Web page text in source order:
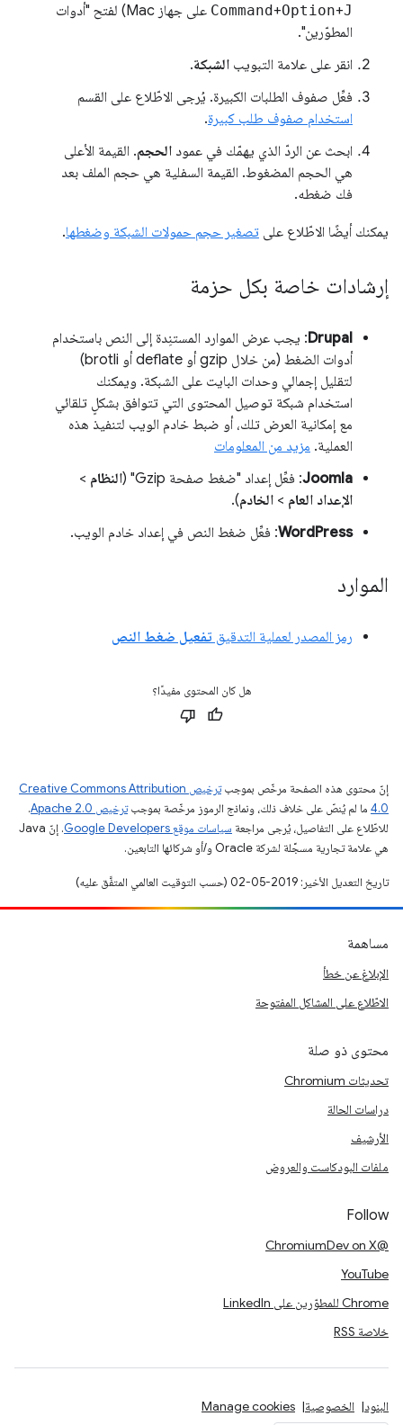
Command+Option+J
على جهاز Mac) لفتح "أدوات
المطوّرين".
انقر على علامة التبويب الشبكة.
فعِّل صفوف الطلبات الكبيرة. يُرجى الاطّلاع على القسم
استخدام صفوف طلب كبيرة.
ابحث عن الردّ الذي يهمّك في عمود الحجم. القيمة الأعلى
هي الحجم المضغوط. القيمة السفلية هي حجم الملف بعد
فك ضغطه.
يمكنك أيضًا الاطّلاع على تصغير حجم حمولات الشبكة وضغطها.
إرشادات خاصة بكل حزمة
Drupal: يجب عرض الموارد المستنِدة إلى النص باستخدام
أدوات الضغط (من خلال gzip أو deflate أو brotli)
لتقليل إجمالي وحدات البايت على الشبكة. ويمكنك
استخدام شبكة توصيل المحتوى التي تتوافق بشكلٍ تلقائي
مع إمكانية العرض تلك، أو ضبط خادم الويب لتنفيذ هذه
العملية. مزيد من المعلومات
Joomla: فعِّل إعداد "ضغط صفحة Gzip" ( النظام >
الإعداد العام > الخادم).
WordPress: فعِّل ضغط النص في إعداد خادم الويب.
الموارد
رمز المصدر لعملية التدقيق تفعيل ضغط النص
هل كان المحتوى مفيدًا؟
إنّ محتوى هذه الصفحة مرخّص بموجب
ترخيص Creative Commons Attribution
4.0‏ ما لم يُنصّ على خلاف ذلك، ونماذج الرموز مرخّصة بموجبترخيص Apache 2.0‏
.
للاطّلاع على التفاصيل، يُرجى مراجعة سياسات موقع Google Developers‏
. إنّ Java
هي علامة تجارية مسجَّلة لشركة Oracle و/أو شركائها التابعين.
تاريخ التعديل الأخير: 2019-05-02 (حسب التوقيت العالمي المتفَّق عليه)
مساهمة
الإبلاغ عن خطأ
الاطّلاع على المشاكل المفتوحة
محتوى ذو صلة
تحديثات Chromium
دراسات الحالة
الأرشيف
ملفات البودكاست والعروض
Follow
@ChromiumDev on X
YouTube
Chrome للمطوّرين على LinkedIn
خلاصة RSS
البنود الخصوصية Manage cookies